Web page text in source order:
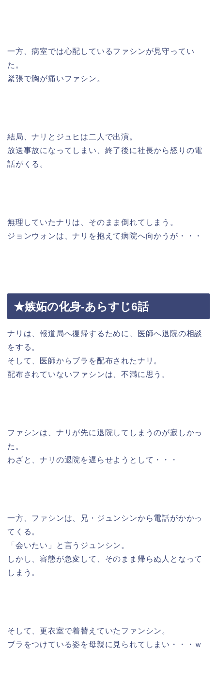
一方、病室では心配しているファシンが見守ってい
た。
緊張で胸が痛いファシン。
結局、ナリとジュヒは二人で出演。
放送事故になってしまい、終了後に社長から怒りの電
話がくる。
無理していたナリは、そのまま倒れてしまう。
ジョンウォンは、ナリを抱えて病院へ向かうが・・・
★嫉妬の化身-あらすじ6話
ナリは、報道局へ復帰するために、医師へ退院の相談
をする。
そして、医師からブラを配布されたナリ。
配布されていないファシンは、不満に思う。
ファシンは、ナリが先に退院してしまうのが寂しかっ
た。
わざと、ナリの退院を遅らせようとして・・・
一方、ファシンは、兄・ジュンシンから電話がかかっ
てくる。
「会いたい」と言うジュンシン。
しかし、容態が急変して、そのまま帰らぬ人となって
しまう。
そして、更衣室で着替えていたファンシン。
ブラをつけている姿を母親に見られてしまい・・・ｗ